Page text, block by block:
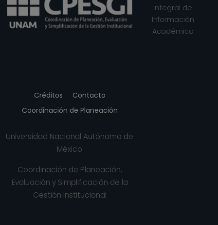
Créditos
Contacto
Coordinación de Planeación
Universidad Nacional Autónoma de
México
Coordinación de Planeación,
Evaluación y Simplificación de la
Gestión Institucional
Integral de
Información
Académica